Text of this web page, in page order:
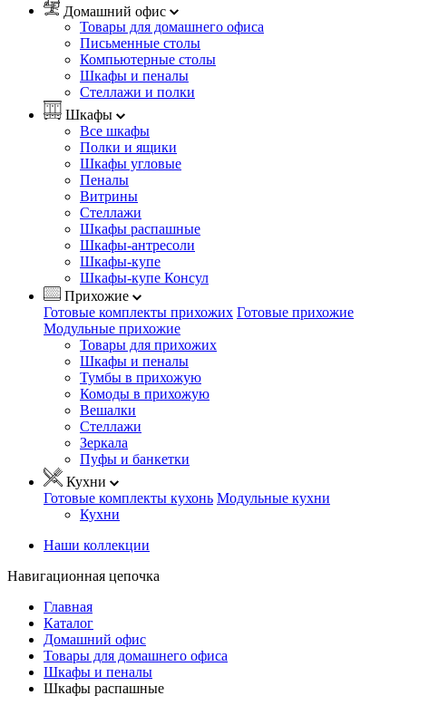
Домашний офис
Товары для домашнего офиса
Письменные столы
Компьютерные столы
Шкафы и пеналы
Стеллажи и полки
Шкафы
Все шкафы
Полки и ящики
Шкафы угловые
Пеналы
Витрины
Стеллажи
Шкафы распашные
Шкафы-антресоли
Шкафы-купе
Шкафы-купе Консул
Прихожие
Готовые комплекты прихожих Готовые прихожие
Модульные прихожие
Товары для прихожих
Шкафы и пеналы
Тумбы в прихожую
Комоды в прихожую
Вешалки
Стеллажи
Зеркала
Пуфы и банкетки
Кухни
Готовые комплекты кухонь Модульные кухни
Кухни
Наши коллекции
Навигационная цепочка
Главная
Каталог
Домашний офис
Товары для домашнего офиса
Шкафы и пеналы
Шкафы распашные